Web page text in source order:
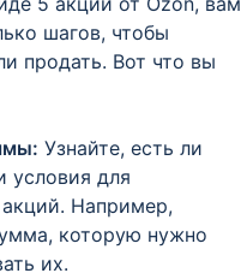
шагов, чтобы
продать. Вот что вы
Узнайте, есть ли
условия для
Например,
которую нужно
их.